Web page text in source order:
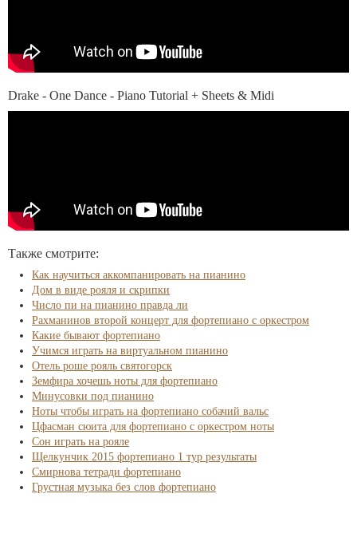
Drake - One Dance - Piano Tutorial + Sheets & Midi
Также смотрите:
Как научиться аккомпанировать на пианино
Дом в виде рояля и скрипки
Число пи на пианино правда ли
Рахманинов второй концерт для фортепиано с оркестром
Какие бывают фортепиано
Учимся играть на виртуальном пианино
Отель роше рояль святогорск
Земфира хочешь ноты для фортепиано
Минусовки под пианино
Ноты чтобы играть на фортепиано собачий вальс
Цфасман сюита для фортепиано с оркестром ноты
Сон играть на рояле
Щелкунчик 2015 фортепиано 1 тур результаты
Смирнова тетради фортепиано
Грустная музыка без слов фортепиано